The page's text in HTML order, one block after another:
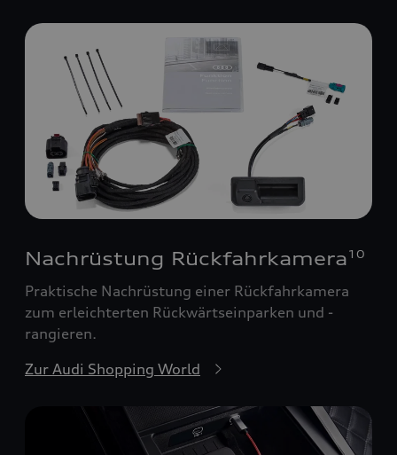
Nachrüstung Rückfahrkamera 10
Praktische Nachrüstung einer Rückfahrkamera
zum erleichterten Rückwärtseinparken und -
rangieren.
Zur Audi Shopping World